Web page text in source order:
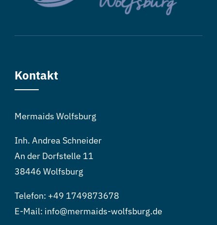
Kontakt
Mermaids Wolfsburg
Inh. Andrea Schneider
An der Dorfstelle 11
38446 Wolfsburg
Telefon: +49 1749873678
E-Mail: info@mermaids-wolfsburg.de